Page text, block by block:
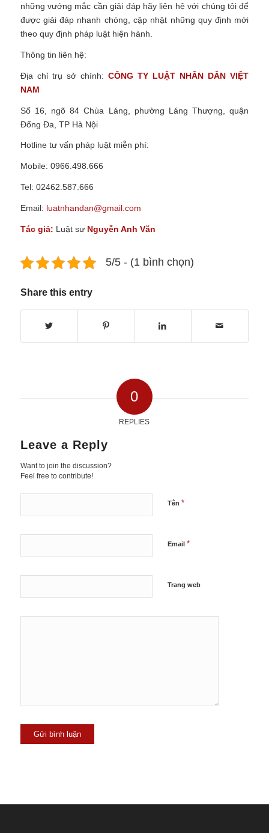
những vướng mắc cần giải đáp hãy liên hệ với chúng tôi để
được giải đáp nhanh chóng, cập nhật những quy định mới
theo quy định pháp luật hiện hành.
Thông tin liên hệ:
Địa chỉ trụ sở chính: CÔNG TY LUẬT NHÂN DÂN VIỆT
NAM
Số 16, ngõ 84 Chùa Láng, phường Láng Thượng, quận
Đống Đa, TP Hà Nội
Hotline tư vấn pháp luật miễn phí:
Mobile: 0966.498.666
Tel: 02462.587.666
Email: luatnhandan@gmail.com
Tác giả: Luật sư Nguyễn Anh Văn
5/5 - (1 bình chọn)
Share this entry
0
REPLIES
Leave a Reply
Want to join the discussion?
Feel free to contribute!
Tên *
Email *
Trang web